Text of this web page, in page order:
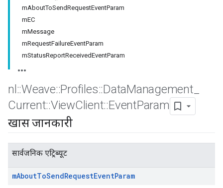
mAboutToSendRequestEventParam
mEC
mMessage
mRequestFailureEventParam
mStatusReportReceivedEventParam
nl ::Weave::Profiles::DataManagement
Current::ViewClient::EventParam
खास जानकारी
सार्वजनिक एट्रिब्यूट
mAboutToSendRequestEventParam